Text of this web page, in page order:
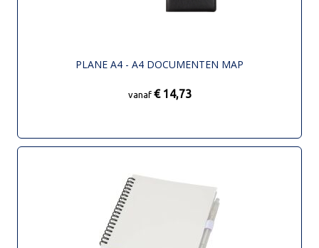
PLANE A4 - A4 DOCUMENTEN MAP
vanaf € 14,73